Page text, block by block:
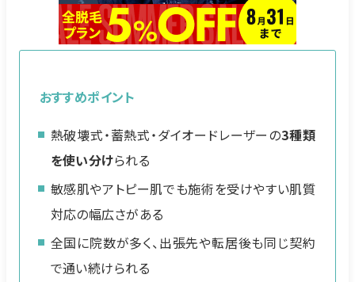
おすすめポイント
熱破壊式・蓄熱式・ダイオードレーザーの3種類
を使い分けられる
敏感肌やアトピー肌でも施術を受けやすい肌質
対応の幅広さがある
全国に院数が多く、出張先や転居後も同じ契約
で通い続けられる